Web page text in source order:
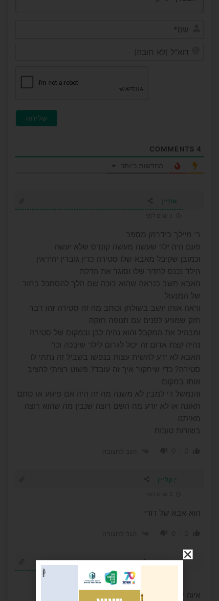
4
החדשות ביותר
אחיין
ר' מיילך בידרמן מספר
פעם היה ילד שעשה מעשה קונדס שלא יעשה
וכמובן שקיבל מאבא שלו סטירה כדין גוברין יהידאין
הילד נכנס לחדר שלו וסוגר את הדלת
האבא חשב כנראה שהוא בוכה שם הלך להסתכל בחור
של המנעול
וראה אותו יושב בשולחן וכותב מה זה סטירה זהו דבר
חזק שמגיע לפנים עם תנופה חזקה
ומבהיל את המקבל והוא נהיה לבן ובמקום של סטירה
נהיה קצת אדום זה יכול לגרום לילד שיבכה וכו'
האבא לא ידע להשית עצות בנפשו בשביל זה נתתי לו
סטירה? כדי שיחקור איך זה עובד? פשוט רציתי להציב
אותו במקום
והנמשל די למבין לא משנה מה זה היה אם פיגוע או סתם
תאונה או לא יודע מה השם רוצה שנבין מה שהוא רוצה
מאיתנו
בשורות טובות
י.קליין
הוא אבא של דודי
אשדודי
איזה עצובבב..